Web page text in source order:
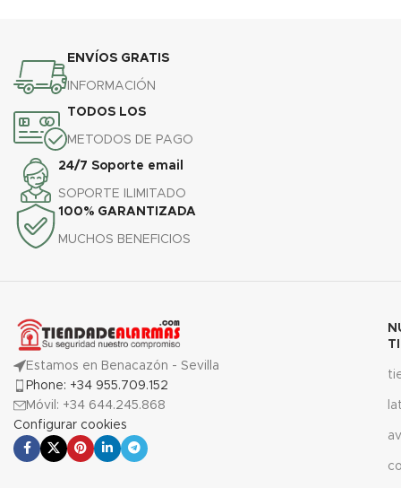
ENVÍOS GRATIS
INFORMACIÓN
TODOS LOS
METODOS DE PAGO
24/7 Soporte email
SOPORTE ILIMITADO
100% GARANTIZADA
MUCHOS BENEFICIOS
Estamos en Benacazón - Sevilla
Phone: +34 955.709.152
Móvil: +34 644.245.868
Configurar cookies